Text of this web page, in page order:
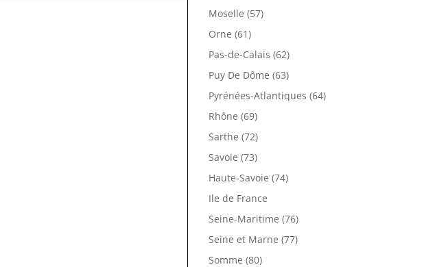
Moselle (57)
Orne (61)
Pas-de-Calais (62)
Puy De Dôme (63)
Pyrénées-Atlantiques (64)
Rhône (69)
Sarthe (72)
Savoie (73)
Haute-Savoie (74)
Ile de France
Seine-Maritime (76)
Seine et Marne (77)
Somme (80)